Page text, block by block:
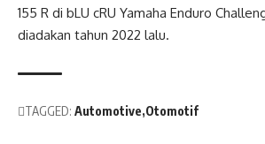
155 R di bLU cRU Yamaha Enduro
diadakan tahun 2022 lalu.
TAGGED: Automotive Otomotif